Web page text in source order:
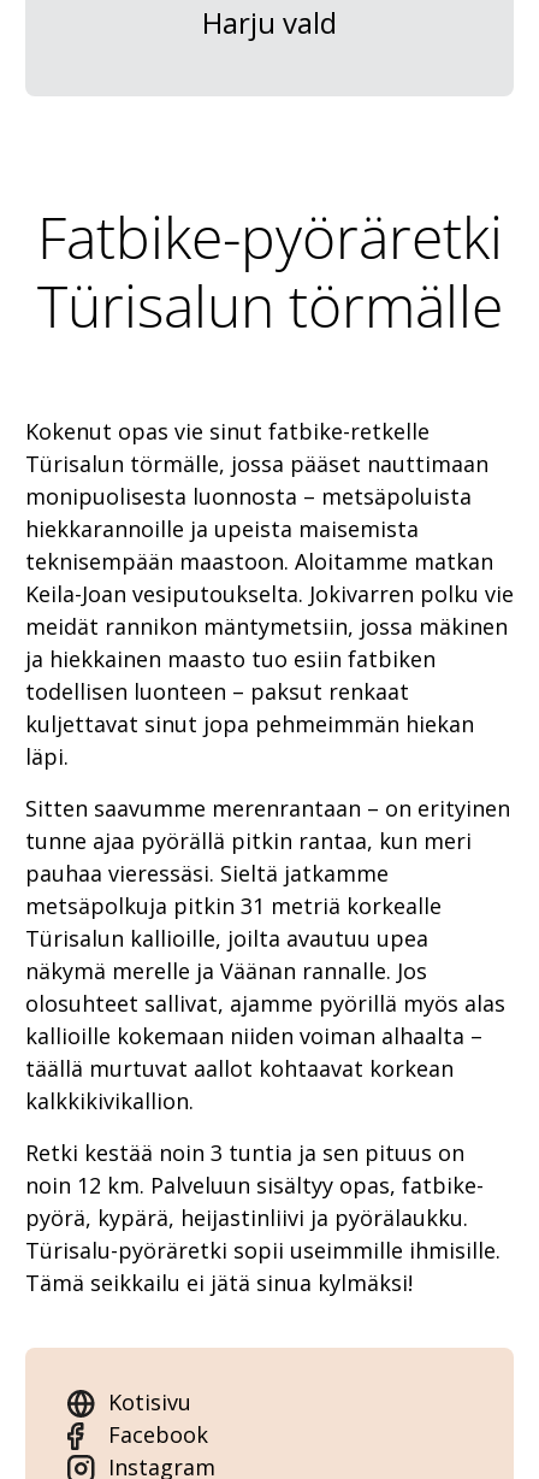
Harju vald
Fatbike-pyöräretki
Türisalun törmälle
Kokenut opas vie sinut fatbike-retkelle
Türisalun törmälle, jossa pääset nauttimaan
monipuolisesta luonnosta – metsäpoluista
hiekkarannoille ja upeista maisemista
teknisempään maastoon. Aloitamme matkan
Keila-Joan vesiputoukselta. Jokivarren polku vie
meidät rannikon mäntymetsiin, jossa mäkinen
ja hiekkainen maasto tuo esiin fatbiken
todellisen luonteen – paksut renkaat
kuljettavat sinut jopa pehmeimmän hiekan
läpi.
Sitten saavumme merenrantaan – on erityinen
tunne ajaa pyörällä pitkin rantaa, kun meri
pauhaa vieressäsi. Sieltä jatkamme
metsäpolkuja pitkin 31 metriä korkealle
Türisalun kallioille, joilta avautuu upea
näkymä merelle ja Väänan rannalle. Jos
olosuhteet sallivat, ajamme pyörillä myös alas
kallioille kokemaan niiden voiman alhaalta –
täällä murtuvat aallot kohtaavat korkean
kalkkikivikallion.
Retki kestää noin 3 tuntia ja sen pituus on
noin 12 km. Palveluun sisältyy opas, fatbike-
pyörä, kypärä, heijastinliivi ja pyörälaukku.
Türisalu-pyöräretki sopii useimmille ihmisille.
Tämä seikkailu ei jätä sinua kylmäksi!
Kotisivu
Facebook
Instagram